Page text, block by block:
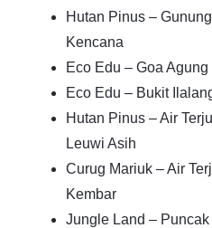
Hutan Pinus –
Kencana
Eco Edu – Goa
Eco Edu – Bukit
Hutan Pinus – Air
Leuwi Asih
Curug Mariuk – Air
Kembar
Jungle Land –